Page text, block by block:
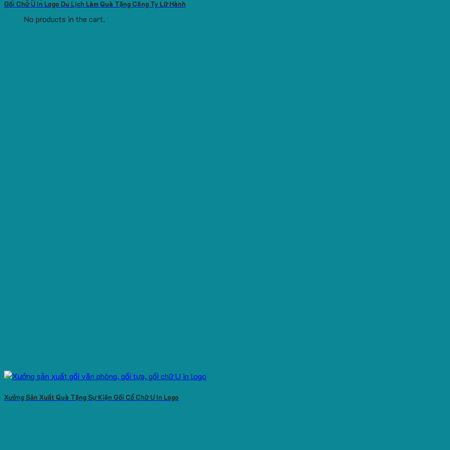
No products in the cart.
Gối Chữ U In Logo Du Lịch Làm Quà Tặng Công Ty Lữ Hành
Xưởng Sản Xuất Quà Tặng Sự Kiện Gối Cổ Chữ U In Logo